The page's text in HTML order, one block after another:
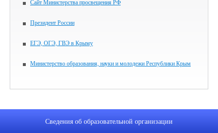
Сайт Министерства просвещения РФ
Президент России
ЕГЭ, ОГЭ, ГВЭ в Крыму
Министерство образования, науки и молодежи Республики Крым
Сведения об образовательной организации